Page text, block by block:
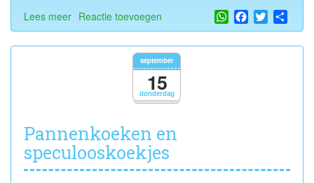
Lees meer over
Bloemen-
en
Reactie toevoegen WhatsApp
Facebook
Twitter
donderdag
september
15
Pannenkoeken en
speculooskoekjes